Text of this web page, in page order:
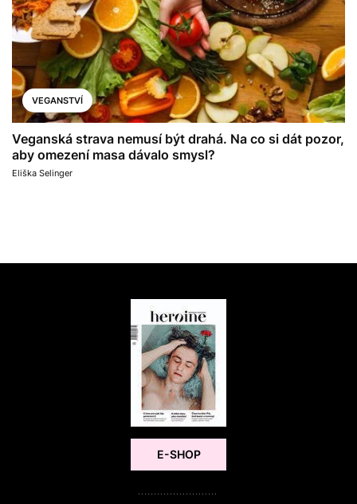
VEGANSTVÍ
Veganská strava nemusí být drahá. Na co si dát pozor,
aby omezení masa dávalo smysl?
Eliška Selinger
E-SHOP